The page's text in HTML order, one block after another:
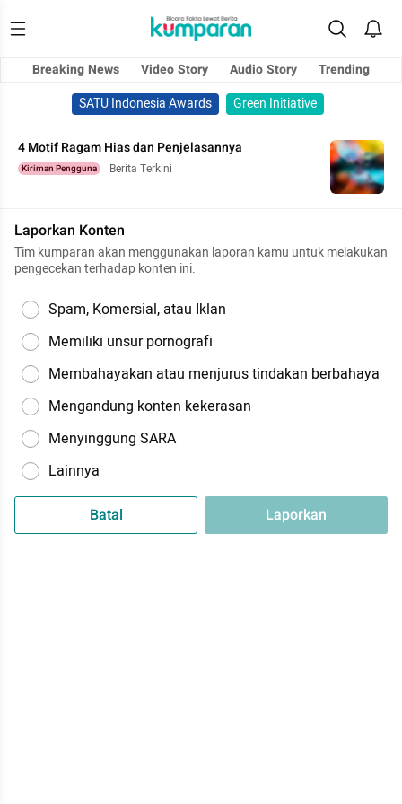
Breaking News Video Story Audio Story
Trending
SATU Indonesia Awards
Green Initiative
4 Motif Ragam Hias dan Penjelasannya
Kiriman Pengguna Berita Terkini
Laporkan Konten
Tim kumparan akan menggunakan laporan kamu untuk melakukan
pengecekan terhadap konten ini.
Spam, Komersial, atau Iklan
Memiliki unsur pornografi
Membahayakan atau menjurus tindakan berbahaya
Mengandung konten kekerasan
Menyinggung SARA
Lainnya
Batal Laporkan